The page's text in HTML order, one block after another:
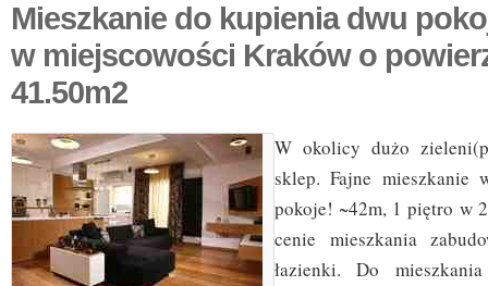
Mieszkanie do kupienia dwu
w miejscowości Kraków o
41.50m2
W okolicy dużo
sklep. Fajne mieszkanie
pokoje! ~42m, 1 piętro w
cenie mieszkania
łazienki. Do